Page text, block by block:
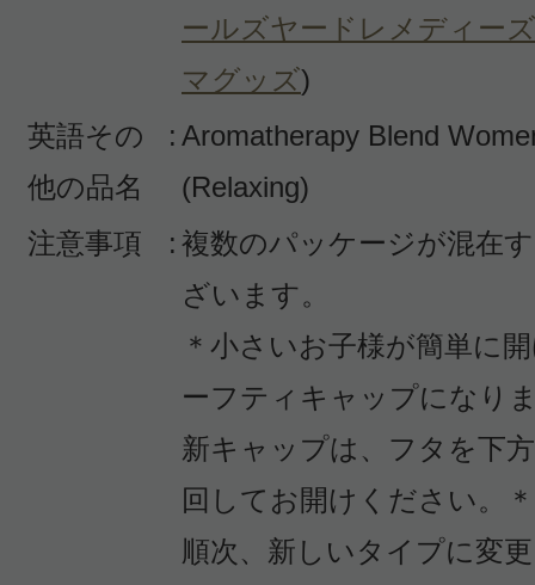
派/ナチュラル化粧品
購入品：ブレンド エッセンシャルオ
ズバランス
疲れているときにオススメの香りで
ライムと合わせると更にリフレッシ
なり とっても癒されます。
香りって大切だなと改めて実感！
ールズヤードレメディー
マグッズ)
英語その
他の品名
: Aromatherapy Blend
(Relaxing)
注意事項
: 複数のパッケージが混在
ざいます。
＊小さいお子様が簡単に
ーフティキャップになり
新キャップは、フタを下
回してお開けください。
順次、新しいタイプに変